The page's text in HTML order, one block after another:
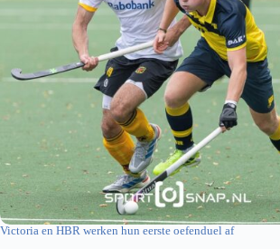
Victoria en HBR werken hun eerste oefenduel af